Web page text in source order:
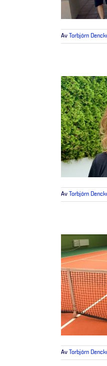
Av Torbjörn
Av Torbjörn
Av Torbjörn